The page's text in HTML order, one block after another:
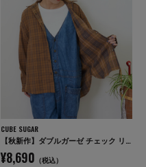
CUBE SUGAR
【秋新作】ダブルガーゼ チェック リバーシブル レギュラーシャツ
¥8,690 （税込）